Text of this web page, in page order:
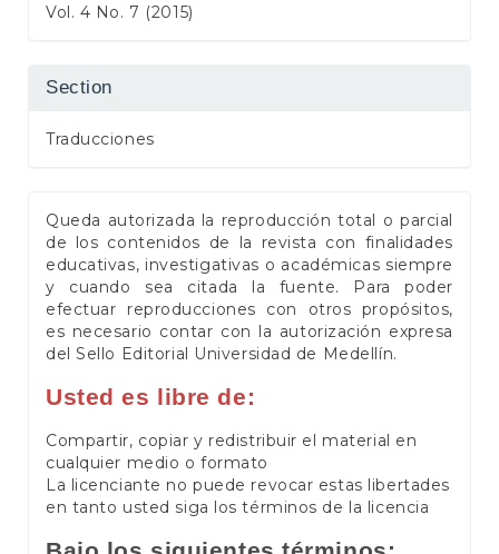
Vol. 4 No. 7 (2015)
Section
Traducciones
Queda autorizada la reproducción total o parcial
de los contenidos de la revista con finalidades
educativas, investigativas o académicas siempre
y cuando sea citada la fuente. Para poder
efectuar reproducciones con otros propósitos,
es necesario contar con la autorización expresa
del Sello Editorial Universidad de Medellín.
Usted es libre de:
Compartir, copiar y redistribuir el material en
cualquier medio o formato
La licenciante no puede revocar estas libertades
en tanto usted siga los términos de la licencia